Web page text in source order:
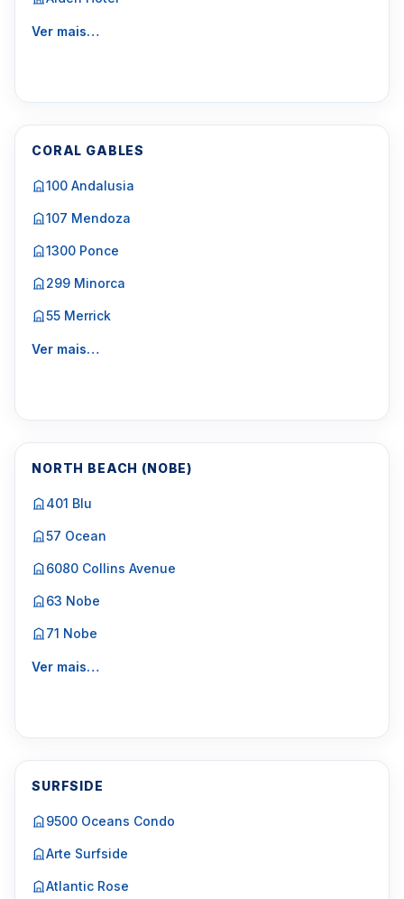
Ver mais…
CORAL GABLES
100 Andalusia
107 Mendoza
1300 Ponce
299 Minorca
55 Merrick
Ver mais…
NORTH BEACH (NOBE)
401 Blu
57 Ocean
6080 Collins Avenue
63 Nobe
71 Nobe
Ver mais…
SURFSIDE
9500 Oceans Condo
Arte Surfside
Atlantic Rose